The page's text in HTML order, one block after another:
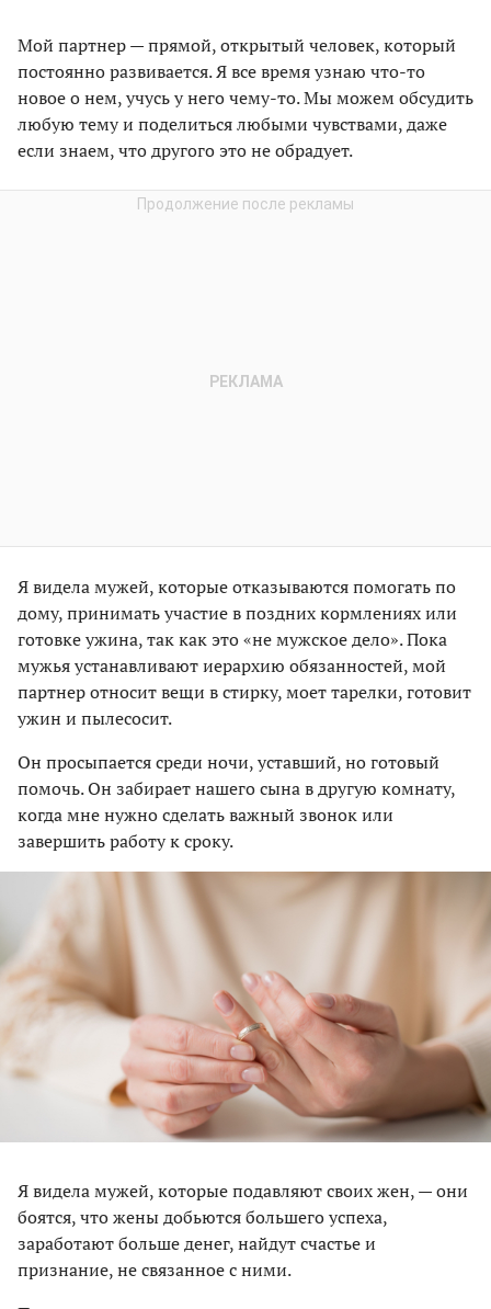
Мой партнер — прямой, открытый человек, который
постоянно развивается. Я все время узнаю что-то
новое о нем, учусь у него чему-то. Мы можем обсудить
любую тему и поделиться любыми чувствами, даже
если знаем, что другого это не обрадует.
Я видела мужей, которые отказываются помогать по
дому, принимать участие в поздних кормлениях или
готовке ужина, так как это «не мужское дело». Пока
мужья устанавливают иерархию обязанностей, мой
партнер относит вещи в стирку, моет тарелки, готовит
ужин и пылесосит.
Он просыпается среди ночи, уставший, но готовый
помочь. Он забирает нашего сына в другую комнату,
когда мне нужно сделать важный звонок или
завершить работу к сроку.
Я видела мужей, которые подавляют своих жен, — они
боятся, что жены добьются большего успеха,
заработают больше денег, найдут счастье и
признание, не связанное с ними.